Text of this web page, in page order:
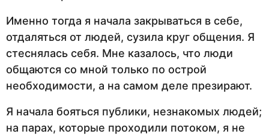
Именно тогда я начала закрываться в себе,
отдаляться от людей, сузила круг общения. Я
стеснялась себя. Мне казалось, что люди
общаются со мной только по острой
необходимости, а на самом деле презирают.
Я начала бояться публики, незнакомых людей;
на парах, которые проходили потоком, я не